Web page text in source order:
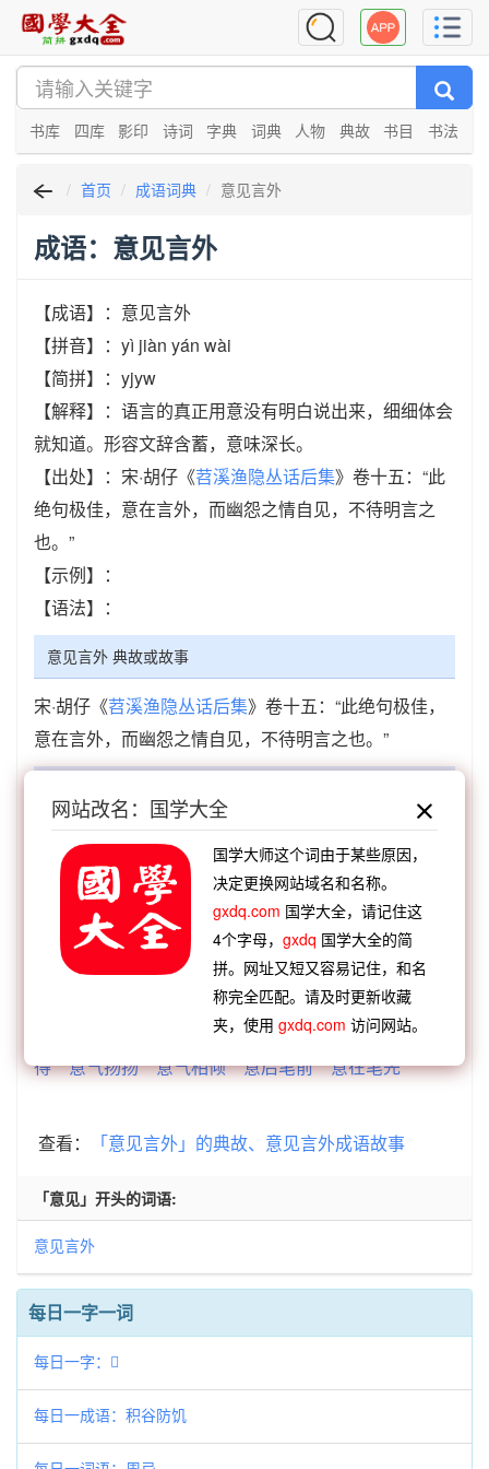
书库 四库 影印 诗词 字典 词典 人物 典故 书目 书法
首页 成语词典 意见言外
成语：意见言外
【成语】：意见言外
【拼音】：yì jiàn yán wài
【简拼】：yjyw
【解释】：语言的真正用意没有明白说出来，细细体会
就知道。形容文辞含蓄，意味深长。
【出处】：宋·胡仔《苕溪渔隐丛话后集》卷十五：“此
绝句极佳，意在言外，而幽怨之情自见，不待明言之
也。”
【示例】：
【语法】：
意见言外 典故或故事
宋·胡仔《苕溪渔隐丛话后集》卷十五：“此绝句极佳，
意在言外，而幽怨之情自见，不待明言之也。”
【顺接】：外强中瘠 外宽内明 外柔中刚
外交词
外巧内嫉 外方内员 外愚内智
外弱内强
【顺接】： 吃里扒外 出人意外 弸中彪外
兵弱于
打里打外 昂头天外 付诸度外
致之度外
【逆接】：
以辞害意 合心合意 高情远意
灰心懒
甘心乐意 隆情盛意
令人满意
意存笔先 意在言外
意气相
得
意气扬扬 意气相倾 意后笔前 意在笔先
查看： 「意见言外」的典故、意见言外成语故事
「意见」开头的词语:
意见言外
每日一字一词
每日一字：𡺪
每日一成语：积谷防饥
网站改名：国学大全
国学大师这个词由于某些原因，
决定更换网站域名和名称。
gxdq.com 国学大全，请记住这
4个字母，gxdq 国学大全的简
拼。网址又短又容易记住，和名
称完全匹配。请及时更新收藏
夹，使用gxdq.com 访问网站。